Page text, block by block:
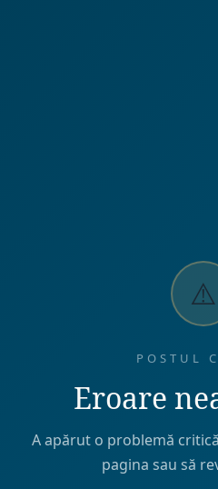
⚠️
POSTUL
Eroare
A apărut o problemă
pagina sau să